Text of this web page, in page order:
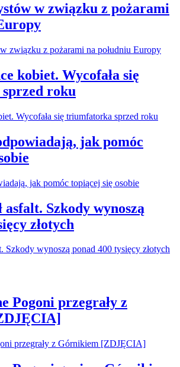
w związku z pożarami
kobiet. Wycofała się
roku
jak pomóc
asfalt. Szkody wynoszą
złotych
Pogoni przegrały z